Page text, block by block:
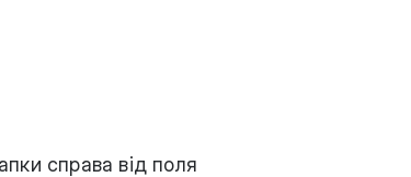
справа від поля